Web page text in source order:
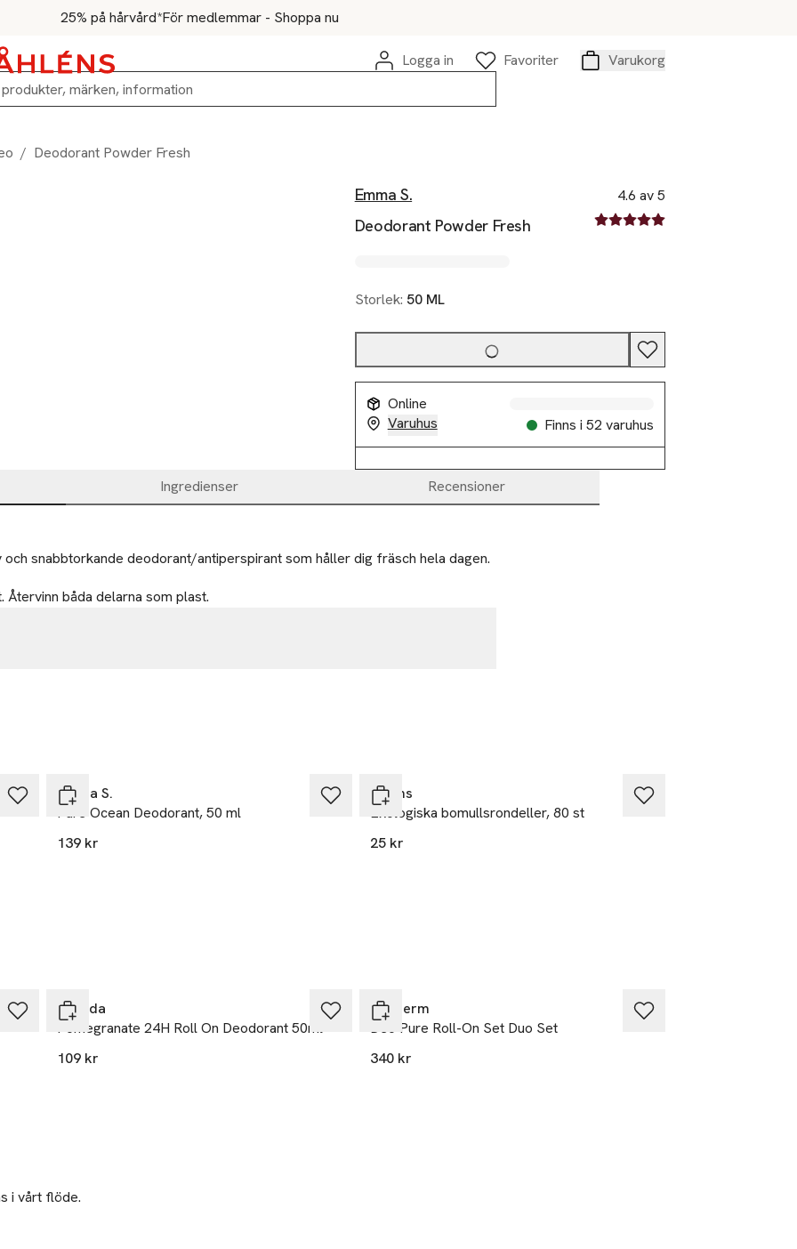
25% på hårvård*För medlemmar - Shoppa nu
Logga in
Favoriter
Varukorg
/ Deodorant Powder Fresh
Emma S.
Deodorant Powder Fresh
4.6 av 5
4.6 av fem stjärnor
Storlek: 50 ML
Online
Varuhus
Finns i 52 varuhus
Ingredienser Recensioner
och snabbtorkande deodorant/antiperspirant som håller dig fräsch hela dagen.
Återvinn båda delarna som plast.
Emma S.
Pure Ocean Deodorant, 50 ml
139 kr
Åhléns
Ekologiska bomullsrondeller, 80 st
25 kr
Weleda
Pomegranate 24H Roll On Deodorant 50ml
109 kr
Biotherm
Deo Pure Roll-On Set Duo Set
340 kr
i vårt flöde.